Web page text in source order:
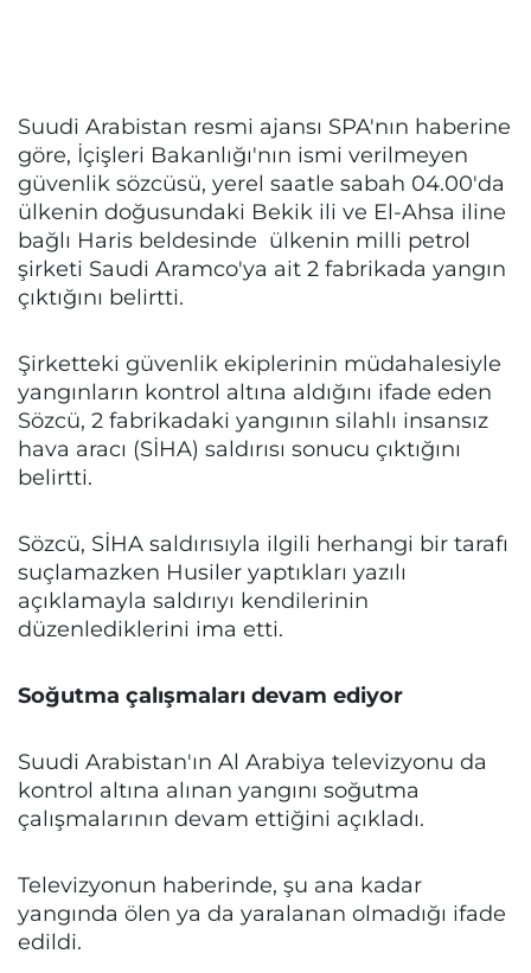
Suudi Arabistan resmi ajansı SPA'nın haberine
göre, İçişleri Bakanlığı'nın ismi verilmeyen
güvenlik sözcüsü, yerel saatle sabah 04.00'da
ülkenin doğusundaki Bekik ili ve El-Ahsa iline
bağlı Haris beldesinde ülkenin milli petrol
şirketi Saudi Aramco'ya ait 2 fabrikada yangın
çıktığını belirtti.
Şirketteki güvenlik ekiplerinin müdahalesiyle
yangınların kontrol altına aldığını ifade eden
Sözcü, 2 fabrikadaki yangının silahlı insansız
hava aracı (SİHA) saldırısı sonucu çıktığını
belirtti.
Sözcü, SİHA saldırısıyla ilgili herhangi bir tarafı
suçlamazken Husiler yaptıkları yazılı
açıklamayla saldırıyı kendilerinin
düzenlediklerini ima etti.
Soğutma çalışmaları devam ediyor
Suudi Arabistan'ın Al Arabiya televizyonu da
kontrol altına alınan yangını soğutma
çalışmalarının devam ettiğini açıkladı.
Televizyonun haberinde, şu ana kadar
yangında ölen ya da yaralanan olmadığı ifade
edildi.